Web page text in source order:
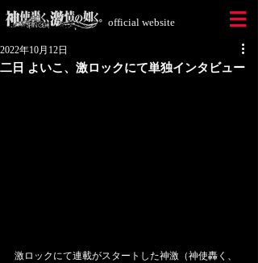
official website
二日 よいこ、激ロックにて単独インタビュー
2022年10月12日
激ロックにて連載がスタートした神激（神使轟く、